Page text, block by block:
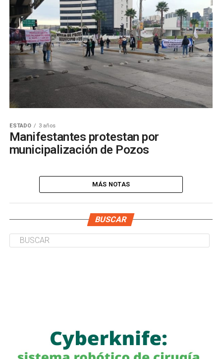
ESTADO 3 años
Manifestantes protestan por
municipalización de Pozos
MÁS NOTAS
BUSCAR